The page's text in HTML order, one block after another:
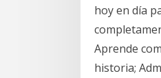
hoy en día
Aprende
historia;